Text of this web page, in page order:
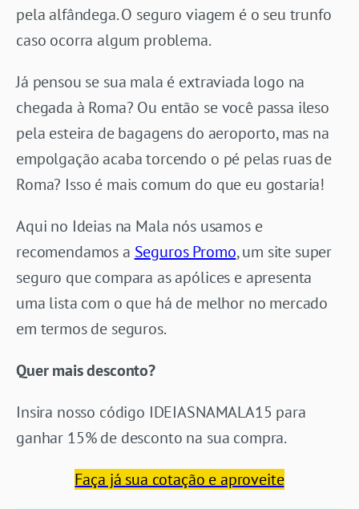
pela alfândega. O seguro viagem é o seu trunfo
caso ocorra algum problema.
Já pensou se sua mala é extraviada logo na
chegada à Roma? Ou então se você passa ileso
pela esteira de bagagens do aeroporto, mas na
empolgação acaba torcendo o pé pelas ruas de
Roma? Isso é mais comum do que eu gostaria!
Aqui no Ideias na Mala nós usamos e
recomendamos a Seguros Promo, um site super
seguro que compara as apólices e apresenta
uma lista com o que há de melhor no mercado
em termos de seguros.
Quer mais desconto?
Insira nosso código IDEIASNAMALA15 para
ganhar 15% de desconto na sua compra.
Faça já sua cotação e aproveite